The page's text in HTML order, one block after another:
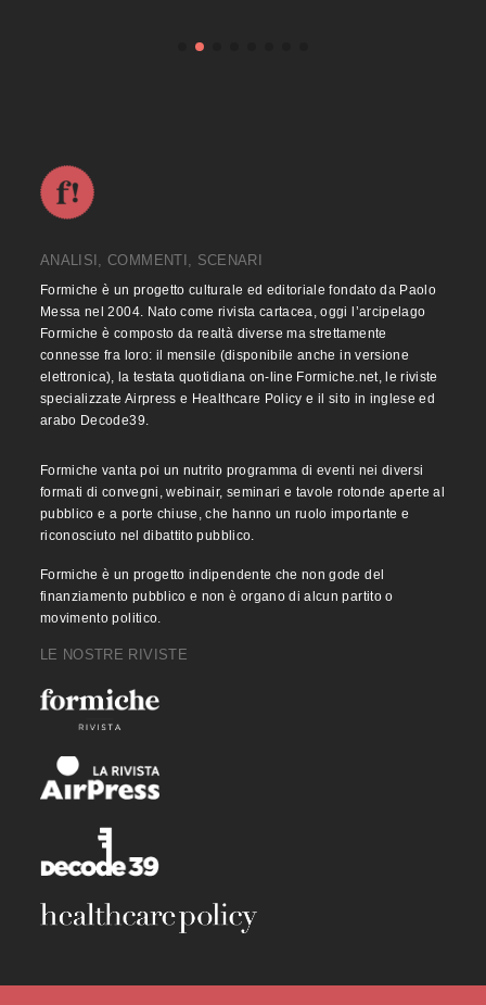
ANALISI, COMMENTI, SCENARI
Formiche è un progetto culturale ed editoriale fondato da Paolo
Messa nel 2004. Nato come rivista cartacea, oggi l’arcipelago
Formiche è composto da realtà diverse ma strettamente
connesse fra loro: il mensile (disponibile anche in versione
elettronica), la testata quotidiana on-line Formiche.net, le riviste
specializzate Airpress e Healthcare Policy e il sito in inglese ed
arabo Decode39.
Formiche vanta poi un nutrito programma di eventi nei diversi
formati di convegni, webinair, seminari e tavole rotonde aperte al
pubblico e a porte chiuse, che hanno un ruolo importante e
riconosciuto nel dibattito pubblico.
Formiche è un progetto indipendente che non gode del
finanziamento pubblico e non è organo di alcun partito o
movimento politico.
LE NOSTRE RIVISTE